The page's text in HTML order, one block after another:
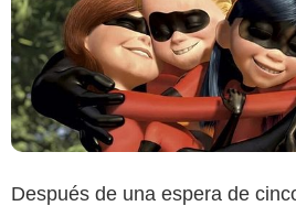
Después de una espera de